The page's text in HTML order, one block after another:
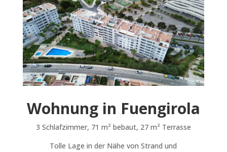
Wohnung in Fuengirola
3 Schlafzimmer, 71 m² bebaut, 27 m² Terrasse
Tolle Lage in der Nähe von Strand und